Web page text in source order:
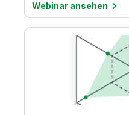
Webinar ansehen